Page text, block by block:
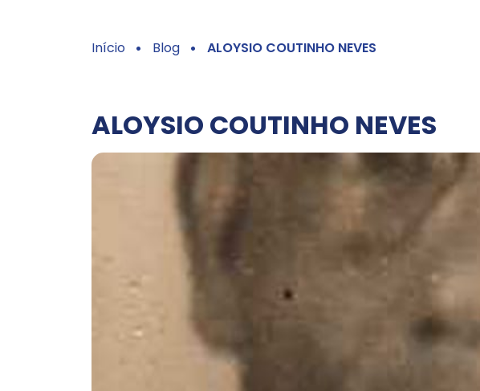
Início Blog ALOYSIO COUTINHO NEVES
ALOYSIO COUTINHO NEVES